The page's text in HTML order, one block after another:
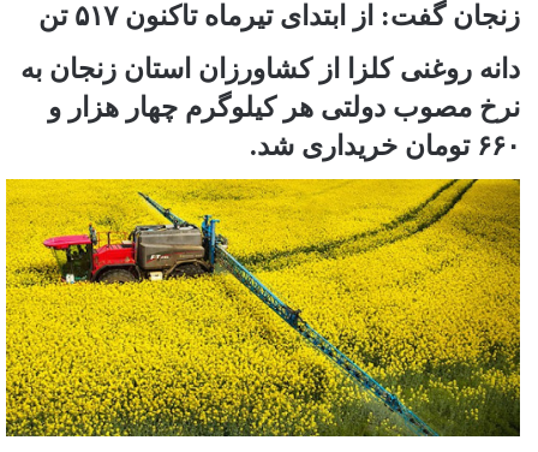
زنجان گفت: از ابتدای تیرماه تاکنون ۵۱۷ تن
دانه روغنی کلزا از کشاورزان استان زنجان به
نرخ مصوب دولتی هر کیلوگرم چهار هزار و
۶۶۰ تومان خریداری شد.